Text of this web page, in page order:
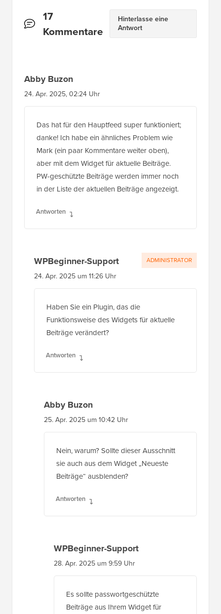
Leserinteraktionen
17
Kommentare
Hinterlasse eine
Antwort
Abby Buzon
24. Apr. 2025, 02:24 Uhr
Das hat für den Hauptfeed super funktioniert;
danke! Ich habe ein ähnliches Problem wie
Mark (ein paar Kommentare weiter oben),
aber mit dem Widget für aktuelle Beiträge.
PW-geschützte Beiträge werden immer noch
in der Liste der aktuellen Beiträge angezeigt.
Antworten
WPBeginner-Support
24. Apr. 2025 um 11:26 Uhr
Haben Sie ein Plugin, das die
Funktionsweise des Widgets für aktuelle
Beiträge verändert?
Antworten
ADMINISTRATOR
Abby Buzon
25. Apr. 2025 um 10:42 Uhr
Nein, warum? Sollte dieser Ausschnitt
sie auch aus dem Widget „Neueste
Beiträge“ ausblenden?
Antworten
WPBeginner-Support
28. Apr. 2025 um 9:59 Uhr
Es sollte passwortgeschützte
Beiträge aus Ihrem Widget für